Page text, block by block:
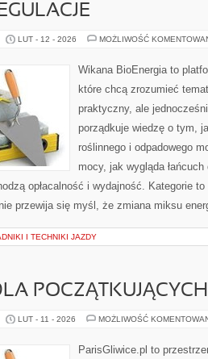
LUT - 12 - 2026 MOŻLIWOŚĆ
Wikana BioEnergia to
które chcą zrozumieć
praktyczny, ale
porządkuje wiedzę o tym,
roślinnego i odpadowego
mocy, jak wygląda
opłacalność i wydajność. Kategorie
przewija się myśl, że zmiana miksu
I TECHNIKI JAZDY
POCZĄTKUJĄCYCH
LUT - 11 - 2026 MOŻLIWOŚĆ
ParisGliwice.pl to